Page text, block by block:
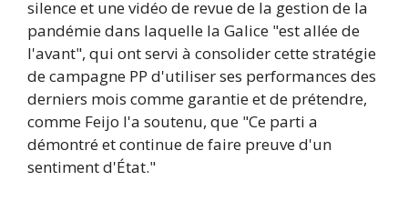
silence et une vidéo de revue de la gestion de la
pandémie dans laquelle la Galice "est allée de
l'avant", qui ont servi à consolider cette stratégie
de campagne PP d'utiliser ses performances des
derniers mois comme garantie et de prétendre,
comme Feijo l'a soutenu, que "Ce parti a
démontré et continue de faire preuve d'un
sentiment d'État."